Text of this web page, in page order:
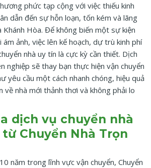
phức tạp cộng với việc thiếu kinh
dẫn đến sự hỗn loạn, tốn kém và lãng
Khánh Hòa. Để không biến một sự kiện
ảnh, việc lên kế hoạch, dự trù kinh phí
nhà uy tín là cực kỳ cần thiết. Dịch
nghiệp sẽ thay bạn thực hiện vận chuyển
yêu cầu một cách nhanh chóng, hiệu quả
về nhà mới thảnh thơi và không phải lo
dịch vụ chuyển nhà
Chuyển Nhà Trọn
năm trong lĩnh vực vận chuyển, Chuyển